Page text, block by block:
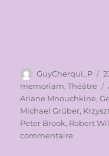
Auteur
GuyCherqui_P
memoriam,Théâtre
Ariane Mnouchkine,
Michael Grüber,
Peter Brook, Robert
commentairesur